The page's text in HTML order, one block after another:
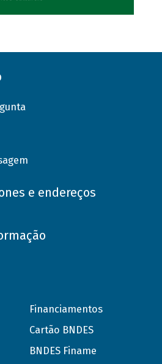
e endereços
Financiamentos
Cartão BNDES
BNDES Finame